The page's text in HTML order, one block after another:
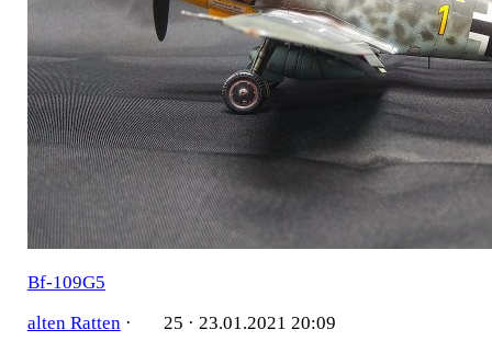
Bf-109G5
alten Ratten· 25 · 23.01.2021 20:09